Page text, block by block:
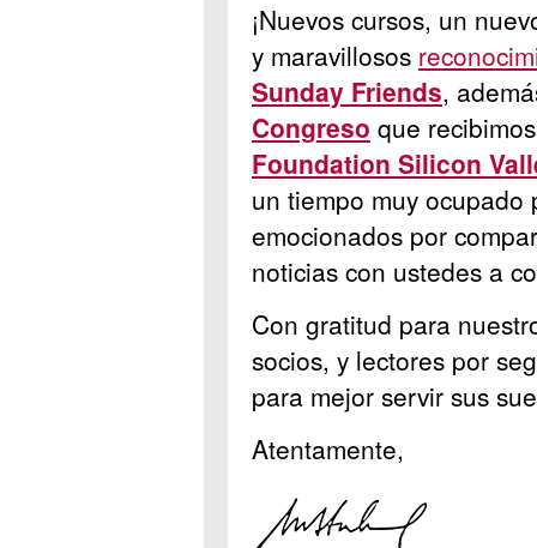
¡Nuevos cursos, un
y maravillosos
Sunday Friends,
Congreso que
Foundation Silicon
un tiempo muy ocupado
emocionados por
noticias con ustedes a
Con gratitud para
socios, y lectores por
para mejor servir sus
Atentamente,